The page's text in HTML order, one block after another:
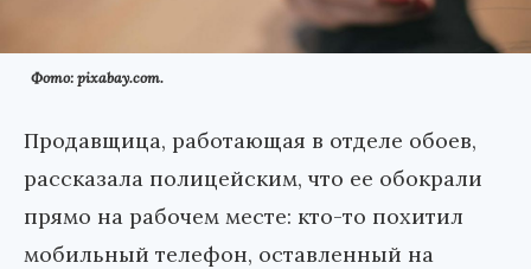
Фото: pixabay.com.
Продавщица, работающая в отделе обоев,
рассказала полицейским, что ее обокрали
прямо на рабочем месте: кто-то похитил
мобильный телефон, оставленный на